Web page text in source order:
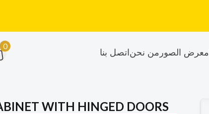
معرض الصور من نحناتصل بنا 0
WITH HINGED DOORS